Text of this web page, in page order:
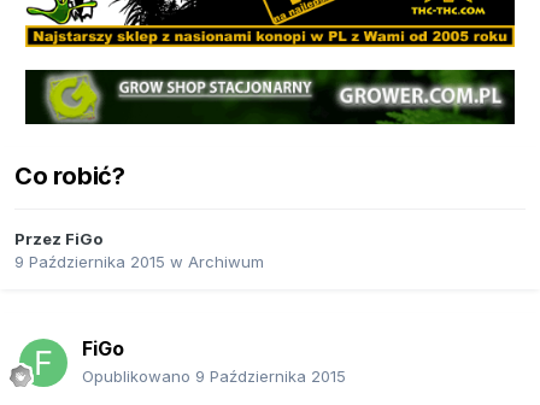
Co robić?
Przez FiGo
9 Października 2015 w Archiwum
FiGo
Opublikowano 9 Października 2015